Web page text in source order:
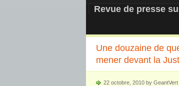
Revue de presse
Une douzaine de
mener devant la
22 octobre, 2010 by GeantVert